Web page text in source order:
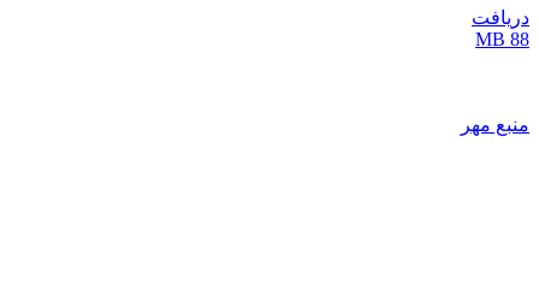
دریافت
88 MB
منبع مهر